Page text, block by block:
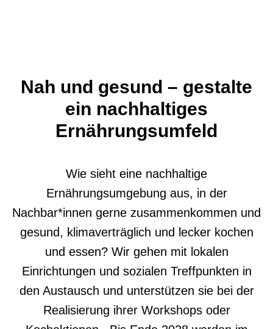
Nah und gesund – gestalte
ein nachhaltiges
Ernährungsumfeld
Wie sieht eine nachhaltige
Ernährungsumgebung aus, in der
Nachbar*innen gerne zusammenkommen und
gesund, klimaverträglich und lecker kochen
und essen? Wir gehen mit lokalen
Einrichtungen und sozialen Treffpunkten in
den Austausch und unterstützen sie bei der
Realisierung ihrer Workshopsoder